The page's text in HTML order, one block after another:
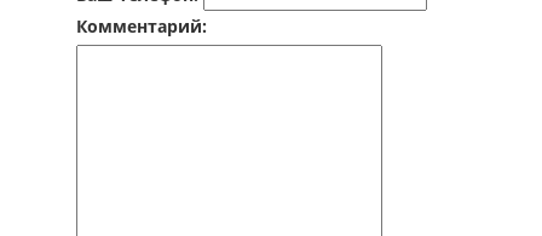
Комментарий: